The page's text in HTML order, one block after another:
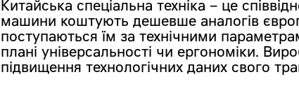
Китайська спеціальна техніка – це
машини коштують дешевше аналогів
поступаються їм за технічними
плані універсальності чи ергономіки.
підвищення технологічних даних свого